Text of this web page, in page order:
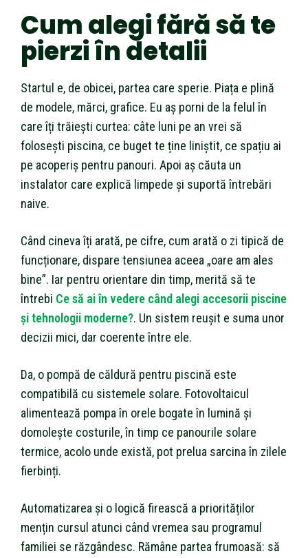
Cum alegi fără să te
pierzi în detalii
Startul e, de obicei, partea care sperie. Piața e plină
de modele, mărci, grafice. Eu aș porni de la felul în
care îți trăiești curtea: câte luni pe an vrei să
folosești piscina, ce buget te ține liniștit, ce spațiu ai
pe acoperiș pentru panouri. Apoi aș căuta un
instalator care explică limpede și suportă întrebări
naive.
Când cineva îți arată, pe cifre, cum arată o zi tipică de
funcționare, dispare tensiunea aceea „oare am ales
bine”. Iar pentru orientare din timp, merită să te
întrebi Ce să ai în vedere când alegi accesorii piscine
şi tehnologii moderne?. Un sistem reușit e suma unor
decizii mici, dar coerente între ele.
Da, o pompă de căldură pentru piscină este
compatibilă cu sistemele solare. Fotovoltaicul
alimentează pompa în orele bogate în lumină și
domolește costurile, în timp ce panourile solare
termice, acolo unde există, pot prelua sarcina în zilele
fierbinți.
Automatizarea și o logică firească a priorităților
mențin cursul atunci când vremea sau programul
familiei se răzgândesc. Rămâne partea frumoasă: să